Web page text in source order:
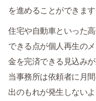
を進めることができます
住宅や自動車といった
できる点が個人再生の
金を完済できる見込み
当事務所は依頼者に月
出のもれが発生しない